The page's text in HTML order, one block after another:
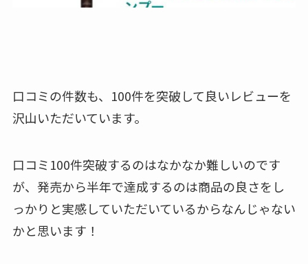
口コミの件数も、100件を突破して良いレビューを
沢山いただいています。
口コミ100件突破するのはなかなか難しいのです
が、発売から半年で達成するのは商品の良さをし
っかりと実感していただいているからなんじゃない
かと思います！